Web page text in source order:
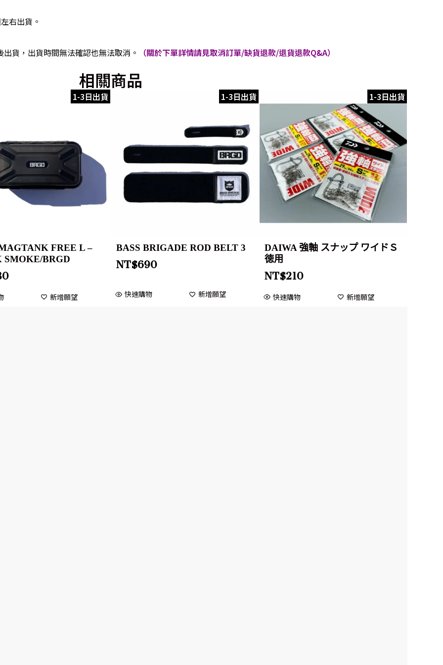
右出貨。
貨，出貨時間無法確認也無法取消。 （關於下單詳情請見取消訂單/缺貨退款/退貨退款Q&A）
相關商品
1-3日出貨
FREE L –
SMOKE/BRGD
新增願望
1-3日出貨
BASS BRIGADE ROD BELT 3
NT$690
快速購物 新增願望
1-3日出貨
DAIWA 強軸 スナップ ワイドＳ
徳用
NT$210
快速購物 新增願望